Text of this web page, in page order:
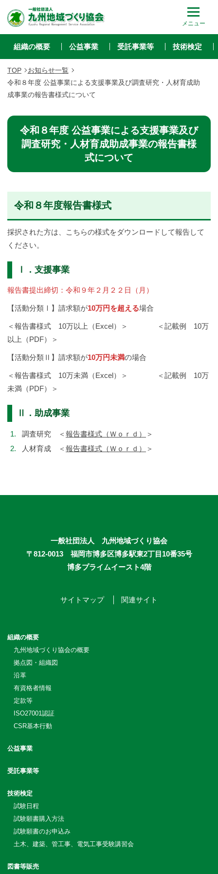
メニュー
組織の概要 公益事業 受託事業等 技術検定
TOP
お知らせ一覧
令和８年度 公益事業による支援事業及び調査研究・人材育成助
成事業の報告書様式について
令和８年度 公益事業による支援事業及び
調査研究・人材育成助成事業の報告書様
式について
令和８年度報告書様式
採択された方は、こちらの様式をダウンロードして報告して
ください。
Ⅰ．支援事業
報告書提出締切：令和９年２月２２日（月）
【活動分類Ⅰ】請求額が10万円を超える場合
＜報告書様式 10万以上（Excel） ＞ ＜記載例 10万
以上（PDF）
＞
【活動分類Ⅱ】請求額が10万円未満の場合
＜報告書様式 10万未満（Excel） ＞ ＜記載例 10万
未満（PDF）
＞
Ⅱ．助成事業
調査研究 ＜報告書様式（Ｗｏｒｄ）
＞
人材育成 ＜報告書様式（Ｗｏｒｄ） ＞
一般社団法人 九州地域づくり協会
〒812-0013 福岡市博多区博多駅東2丁目10番35号
博多プライムイースト4階
サイトマップ 関連サイト
組織の概要
九州地域づくり協会の概要
拠点図・組織図
沿革
有資格者情報
定款等
ISO27001認証
CSR基本行動
公益事業
受託事業等
技術検定
試験日程
試験願書購入方法
試験願書のお申込み
土木、建築、管工事、電気工事受験講習会
図書等販売